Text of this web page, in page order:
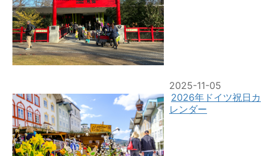
2025-11-05
2026年ドイツ祝日カ
レンダー